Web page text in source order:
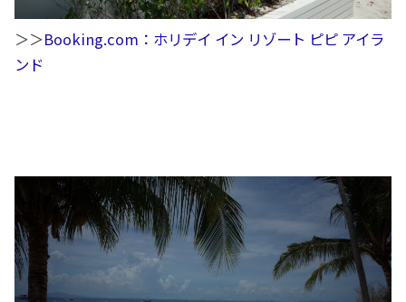
＞＞Booking.com：ホリデイ イン リゾート ピピ アイラ
ンド